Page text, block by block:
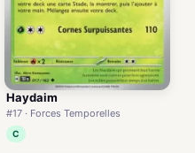
Haydaim
#17 · Forces Temporelles
C